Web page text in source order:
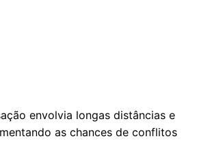
envolvia longas distâncias e
as chances de conflitos